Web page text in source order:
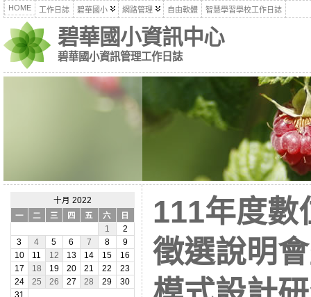
HOME 工作日誌 碧華國小 網路管理 自由軟體 智慧學習學校工作日誌
碧華國小資訊中心
碧華國小資訊管理工作日誌
十月 2022
一
二 三 四 五 六
日
1
2
3
4 5 6 7 8
9
10
11 12 13 14 15
16
17
18 19 20 21 22
23
24
25 26 27 28 29
30
31
111年度數
徵選說明